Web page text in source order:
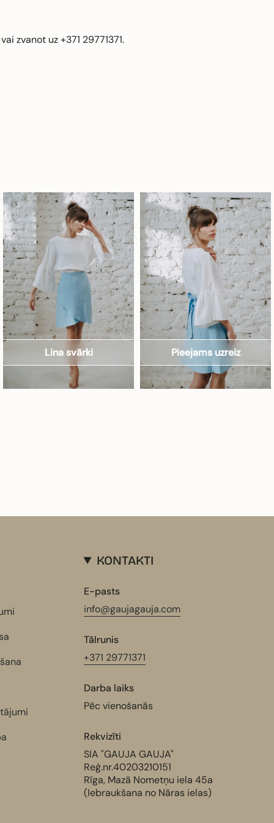
zvanot uz +371 29771371.
Lina svārki Pieejams uzreiz
KONTAKTI
E-pasts
info@gaujagauja.com
Tālrunis
+371 29771371
Darba laiks
Pēc vienošanās
Rekvizīti
SIA "GAUJA GAUJA"
Reģ.nr.40203210151
Rīga, Mazā Nometņu iela 45a
(Iebraukšana no Nāras ielas)